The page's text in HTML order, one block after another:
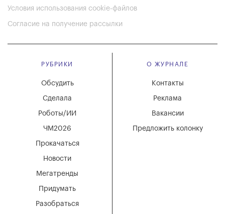
Условия использования cookie-файлов
Согласие на получение рассылки
РУБРИКИ
Мегатренды
Придумать
Разобраться
Новости
Обсудить
Сделала
Роботы/ИИ
ЧМ2026
Прокачаться
О ЖУРНАЛЕ
Вакансии
Реклама
Контакты
Предложить колонку